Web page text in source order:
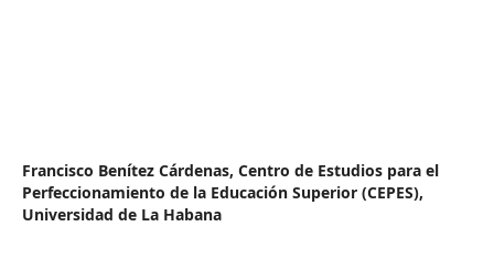
Francisco Benítez Cárdenas, Centro de Estudios para el
Perfeccionamiento de la Educación Superior (CEPES),
Universidad de La Habana